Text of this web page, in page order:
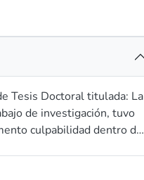
Tesis Doctoral titulada: La
de investigación, tuvo
culpabilidad dentro del